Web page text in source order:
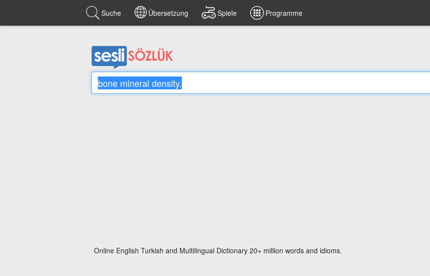
Suche Übersetzung Spiele Programme
Online English Turkish and Multilingual Dictionary 20+ million words and idioms.